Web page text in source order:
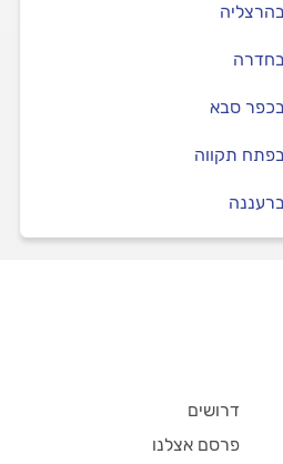
סבא
תקווה
דרושים
פרסם אצלנו